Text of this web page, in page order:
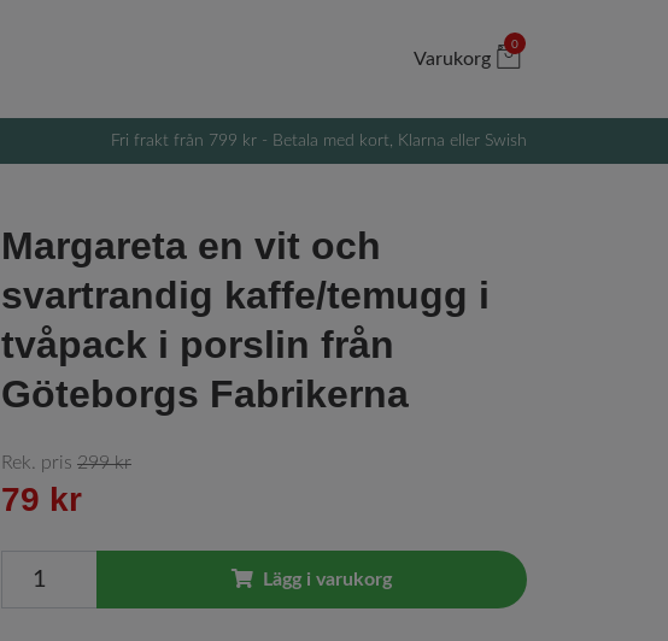
Varukorg
0
Fri frakt från 799 kr - Betala med kort, Klarna eller Swish
Margareta en vit och
svartrandig kaffe/temugg i
tvåpack i porslin från
Göteborgs Fabrikerna
Rek. pris 299 kr
79 kr
Lägg i varukorg